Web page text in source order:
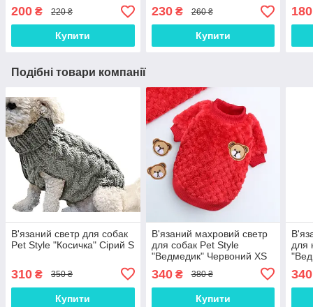
200 ₴ 220 ₴
Купити
230₴ 260 ₴
Купити
180
Подібні товари компанії
В'язаний светр для собак
Pet Style "Косичка" Сірий S
310 ₴ 350 ₴
Купити
В'язаний махровий светр
для собак Pet Style
"Ведмедик" Червоний XS
340₴ 380 ₴
Купити
для
340